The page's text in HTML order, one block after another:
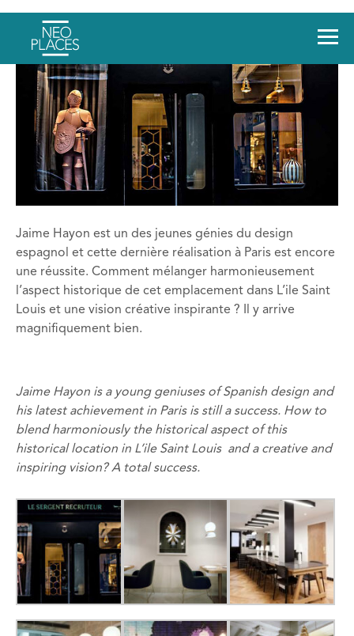
Jaime Hayon est un des jeunes génies du design
espagnol et cette dernière réalisation à Paris est encore
une réussite. Comment mélanger harmonieusement
l’aspect historique de cet emplacement dans L’ile Saint
Louis et une vision créative inspirante ? Il y arrive
magnifiquement bien.
Jaime Hayon is a young geniuses of Spanish design and
his latest achievement in Paris is still a success. How to
blend harmoniously the historical aspect of this
historical location in L’ile Saint Louis and a creative and
inspiring vision? A total success.